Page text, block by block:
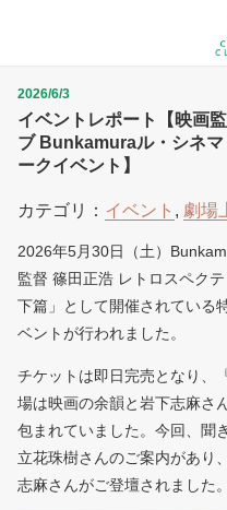
イベントレポート【映画
ブ Bunkamuraル・シネ
ークイベント】
2026/6/3
カテゴリ： イベント , 劇場
2026年5月30日（土）
監督 篠田正浩 レトロスペク
下篇」として開催されている
ベントが行われました。
チケットは即日完売となり、
場は映画の余韻と岩下志麻さ
包まれていました。今回、聞
立花珠樹さんのご案内があり
志麻さんがご登壇されました。